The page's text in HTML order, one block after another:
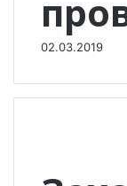
02.03.2019